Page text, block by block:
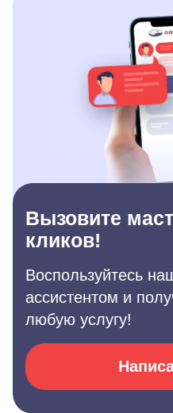
Вызовите
кликов!
Воспользуйтесь
ассистентом и
любую услугу!